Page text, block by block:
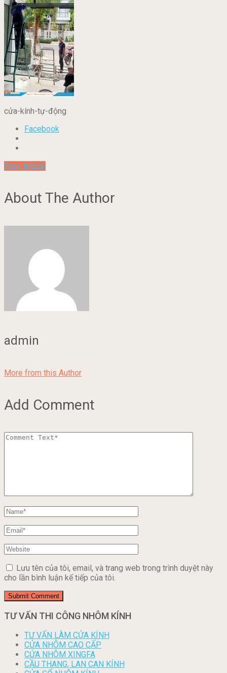
cửa-kính-tự-động
Facebook
Prev Article
About The Author
admin
More from this Author
Add Comment
Lưu tên của tôi, email, và trang web trong trình duyệt này
cho lần bình luận kế tiếp của tôi.
TƯ VẤN THI CÔNG NHÔM KÍNH
TƯ VẤN LÀM CỬA KÍNH
CỬA NHÔM CAO CẤP
CỬA NHÔM XINGFA
CẦU THANG, LAN CAN KÍNH